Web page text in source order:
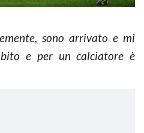
sono arrivato e mi
e per un calciatore è